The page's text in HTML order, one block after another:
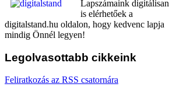
Lapszámaink digitálisan
is elérhetőek a
digitalstand.hu oldalon, hogy kedvenc lapja
mindig Önnél legyen!
Legolvasottabb cikkeink
Feliratkozás az RSS csatornára